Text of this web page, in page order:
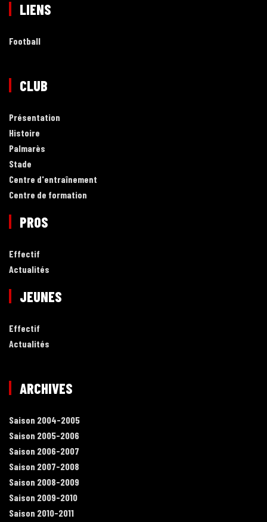
LIENS
Football
CLUB
Présentation
Histoire
Palmarès
Stade
Centre d'entraînement
Centre de formation
PROS
Effectif
Actualités
JEUNES
Effectif
Actualités
ARCHIVES
Saison 2004-2005
Saison 2005-2006
Saison 2006-2007
Saison 2007-2008
Saison 2008-2009
Saison 2009-2010
Saison 2010-2011